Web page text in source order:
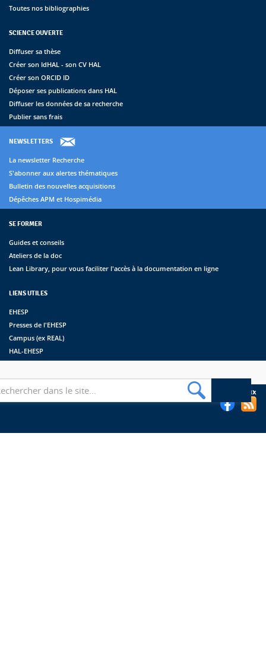
Toutes nos bibliographies
SCIENCE OUVERTE
Diffuser sa thèse
Créer son IdHAL - son CV HAL
Créer son ORCID ID
Déposer ses publications dans HAL
Diffuser les données de sa recherche
Publier sans frais
NEWSLETTERS
La newsletter Recherche
S'abonner aux alertes thématiques
Bulletin des nouvelles acquisitions
Dépêches APM et Hospimédia
SE FORMER
Guides et conseils
Ateliers de la doc
Lean Library, pour vous faciliter l'accès à la documentation en ligne
LIENS UTILES
EHESP
Presses de l'EHESP
Campus (ex REAL)
HAL-EHESP
Suivez les bibliothèques de l'EHESP sur les réseaux sociaux